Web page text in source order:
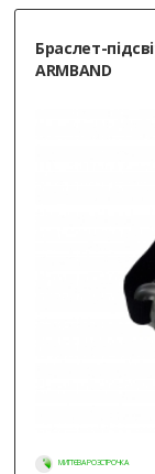
Браслет-
ARMBAND
МИТТЄВА РОЗСТРОЧКА